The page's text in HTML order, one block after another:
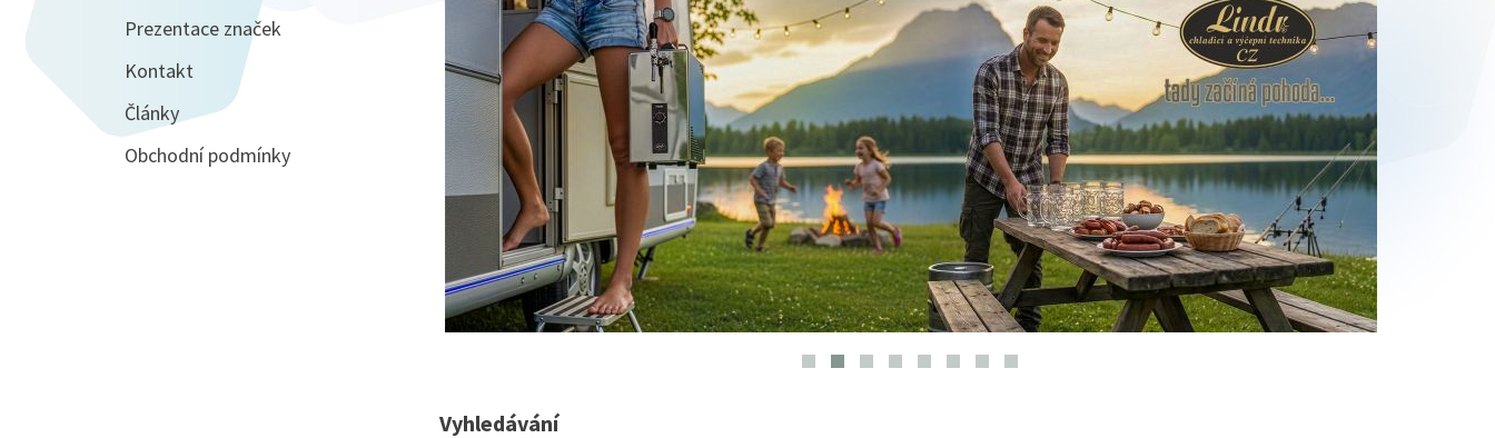
Vyhledávání
Prezentace značek
Kontakt
Články
Obchodní podmínky